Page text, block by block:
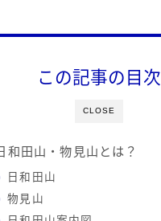
ブ
CLOSE
この記事の目次
和田山・物見山とは？
日和田山
物見山